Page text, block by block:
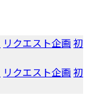
リクエスト企画 初
リクエスト企画 初